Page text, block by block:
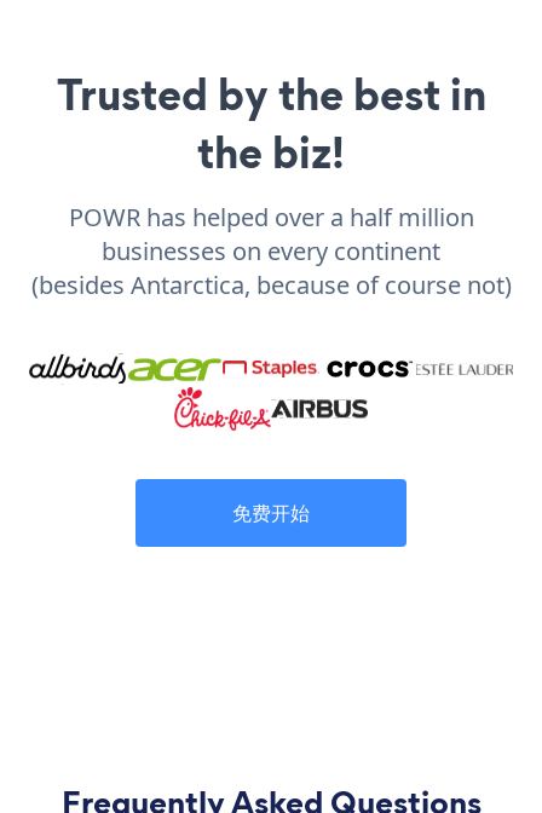
Trusted by the best in
the biz!
POWR has helped over a half million
businesses on every continent
(besides Antarctica, because of course not)
免费开始
Frequently Asked Questions